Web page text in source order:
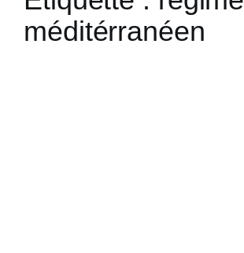
méditérranéen